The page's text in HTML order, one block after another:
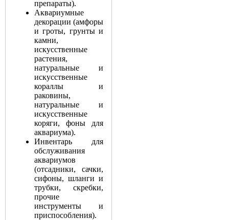
препараты).
Аквариумные
декорации (амфоры
и гроты, грунты и
камни,
искусственные
растения,
натуральные и
искусственные
кораллы и
раковины,
натуральные и
искусственные
коряги, фоны для
аквариума).
Инвентарь для
обслуживания
аквариумов
(отсадники, сачки,
сифоны, шланги и
трубки, скребки,
прочие
инструменты и
приспособления).